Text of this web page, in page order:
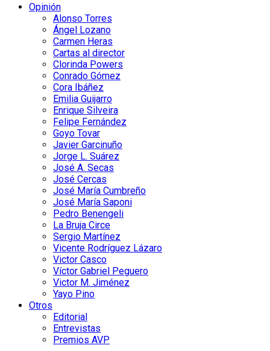
Opinión
Alonso Torres
Ángel Lozano
Carmen Heras
Cartas al director
Clorinda Powers
Conrado Gómez
Cora Ibáñez
Emilia Guijarro
Enrique Silveira
Felipe Fernández
Goyo Tovar
Javier Garcinuño
Jorge L. Suárez
José A. Secas
José Cercas
José María Cumbreño
José María Saponi
Pedro Benengeli
La Bruja Circe
Sergio Martínez
Vicente Rodríguez Lázaro
Victor Casco
Víctor Gabriel Peguero
Victor M. Jiménez
Yayo Pino
Otros
Editorial
Entrevistas
Premios AVP